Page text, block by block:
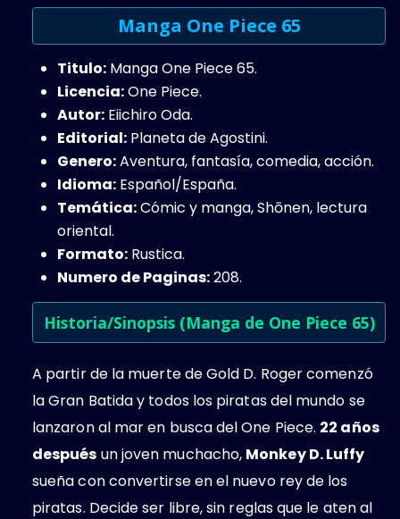
Manga One Piece 65
Titulo: Manga One Piece 65.
Licencia:One Piece.
Autor: Eiichiro Oda.
Editorial: Planeta de Agostini.
Genero:Aventura,​ fantasía, comedia, acción​.
Idioma: Español/España.
Temática:Cómic y manga, Shōnen, lectura
oriental.
Formato: Rustica.
Numero de Paginas:208.
Historia/Sinopsis (Manga de One Piece 65)
A partir de la muerte de Gold D. Roger comenzó
la Gran Batida y todos los piratas del mundo se
lanzaron al mar en busca del One Piece. 22 años
después un joven muchacho, Monkey D. Luffy
sueña con convertirse en el nuevo rey de los
piratas. Decide ser libre, sin reglas que le aten al